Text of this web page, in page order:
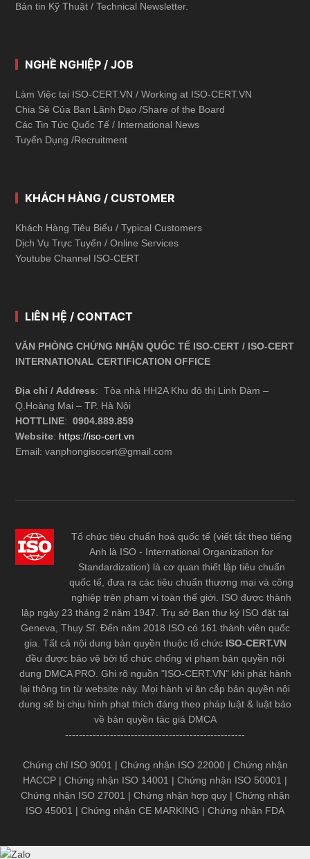
Bản tin Kỹ Thuật / Technical Newsletter.
NGHỀ NGHIỆP / JOB
Làm Việc tại ISO-CERT.VN / Working at ISO-CERT.VN
Chia Sẻ Của Ban Lãnh Đạo /Share of the Board
Các Tin Tức Quốc Tế / International News
Tuyển Dụng /Recruitment
KHÁCH HÀNG / CUSTOMER
Khách Hàng Tiêu Biểu / Typical Customers
Dịch Vụ Trực Tuyến / Online Services
Youtube Channel ISO-CERT
LIÊN HỆ / CONTACT
VĂN PHÒNG CHỨNG NHẬN QUỐC TẾ ISO-CERT / ISO-CERT
INTERNATIONAL CERTIFICATION OFFICE
Địa chỉ / Address: Tòa nhà HH2A Khu đô thị Linh Đàm –
Q.Hoàng Mai – TP. Hà Nội
HOTTLINE: 0904.889.859
Website: https://iso-cert.vn
Email: vanphongisocert@gmail.com
Tổ chức tiêu chuẩn hoá quốc tế (viết tắt theo tiếng
Anh là ISO - International Organization for
Standardization) là cơ quan thiết lập tiêu chuẩn
quốc tế, đưa ra các tiêu chuẩn thương mại và công
nghiệp trên phạm vi toàn thế giới. ISO được thành
lập ngày 23 tháng 2 năm 1947. Trụ sở Ban thư ký ISO đặt tại
Geneva, Thụy Sĩ. Đến năm 2018 ISO có 161 thành viên quốc
gia. Tất cả nội dung bản quyền thuộc tổ chức ISO-CERT.VN
đều được bảo vệ bởi tổ chức chống vi phạm bản quyền nội
dung DMCA PRO. Ghi rõ nguồn "ISO-CERT.VN" khi phát hành
lại thông tin từ website này. Mọi hành vi ăn cắp bản quyền nội
dung sẽ bị chịu hình phạt thích đáng theo pháp luật & luật bảo
về bản quyền tác giả DMCA
----------------------------------------------------
Chứng chỉ ISO 9001 | Chứng nhận ISO 22000| Chứng nhận
HACCP | Chứng nhận ISO 14001 | Chứng nhận ISO 50001 |
Chứng nhận ISO 27001 | Chứng nhận hợp quy| Chứng nhận
ISO 45001 | Chứng nhận CE MARKING | Chứng nhận FDA